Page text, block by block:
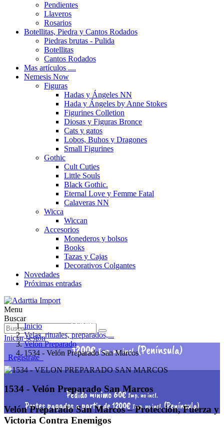
Pendientes
Llaveros
Rosarios
Botellitas, Piedra y Cantos Rodados
Piedras brutas - Pulida
Botellitas
Cantos Rodados
Mas artículos ....
Nemesis Now
Figuras
Hadas y Ángeles NN
Hada y Ángeles by Anne Stokes
Figurines Colletion
Diosas y Figuras Bronce
Cats y gatos
Lobos, Buhos y Dragones
Small Figurines
Gothic
Cult Cuties
Little Souls
Black Gothic.
Eternal Love y Femme Fatal
Calaveras NN
Wicca
Wiccan
Accesorios
Monederos y bolsos
Books
Tazas y Cajas
Decorativos Colgantes
Novedades
Próximas entradas
Menu
Buscar
Iniciar sesión
Regístrate
Pedido mínimo 60€Imp. no incl.
Portes pagados a partir de 1200€ Imp. no incl.(Península)
Pedido mínimo 60€
Portes pagados a partir de
1200€Imp. no incl.(Península)
Inicio
Velas, rituales, preparados,...
Velón Preparado
1534 - Velón Preparado San Marcos
1534 - Velón Preparado San Marcos
Velón Preparado San Marcos – Protección, Fuerza y
Victoria Contra Enemigos